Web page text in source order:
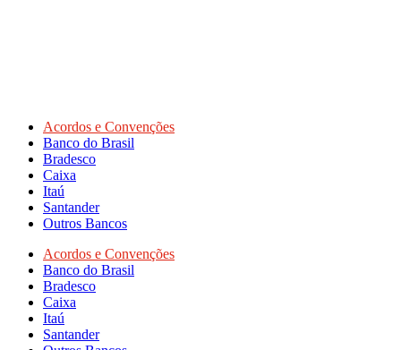
Acordos e Convenções
Banco do Brasil
Bradesco
Caixa
Itaú
Santander
Outros Bancos
Acordos e Convenções
Banco do Brasil
Bradesco
Caixa
Itaú
Santander